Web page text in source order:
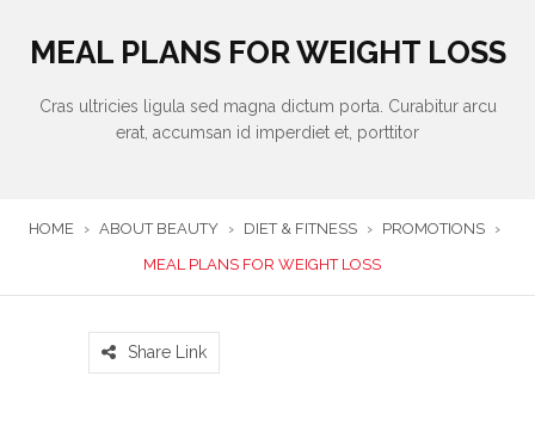
MEAL PLANS FOR WEIGHT LOSS
Cras ultricies ligula sed magna dictum porta. Curabitur arcu
erat, accumsan id imperdiet et, porttitor
HOME › ABOUT BEAUTY › DIET & FITNESS › PROMOTIONS ›
MEAL PLANS FOR WEIGHT LOSS
Share Link